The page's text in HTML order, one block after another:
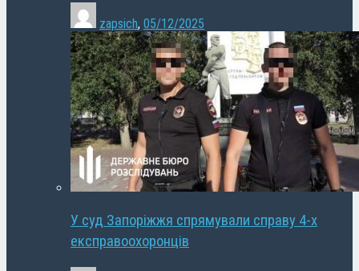
zapsich, 05/12/2025
У суд Запоріжжя спрямували справу 4-х
експравоохоронців